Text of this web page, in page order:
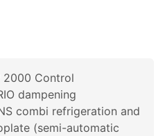
2000 Control
dampening
combi refrigeration and
(semi-automatic